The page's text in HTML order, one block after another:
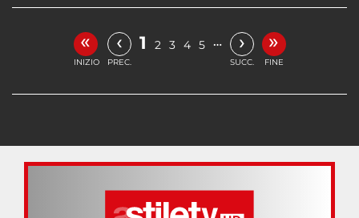
«
INIZIO
‹
PREC.
1 2 3 4 5 … ›
SUCC.
»
FINE